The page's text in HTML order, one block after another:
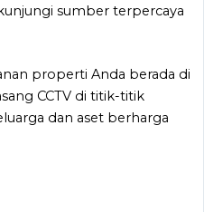
sumber terpercaya
properti Anda berada di
CCTV di titik-titik
dan aset berharga